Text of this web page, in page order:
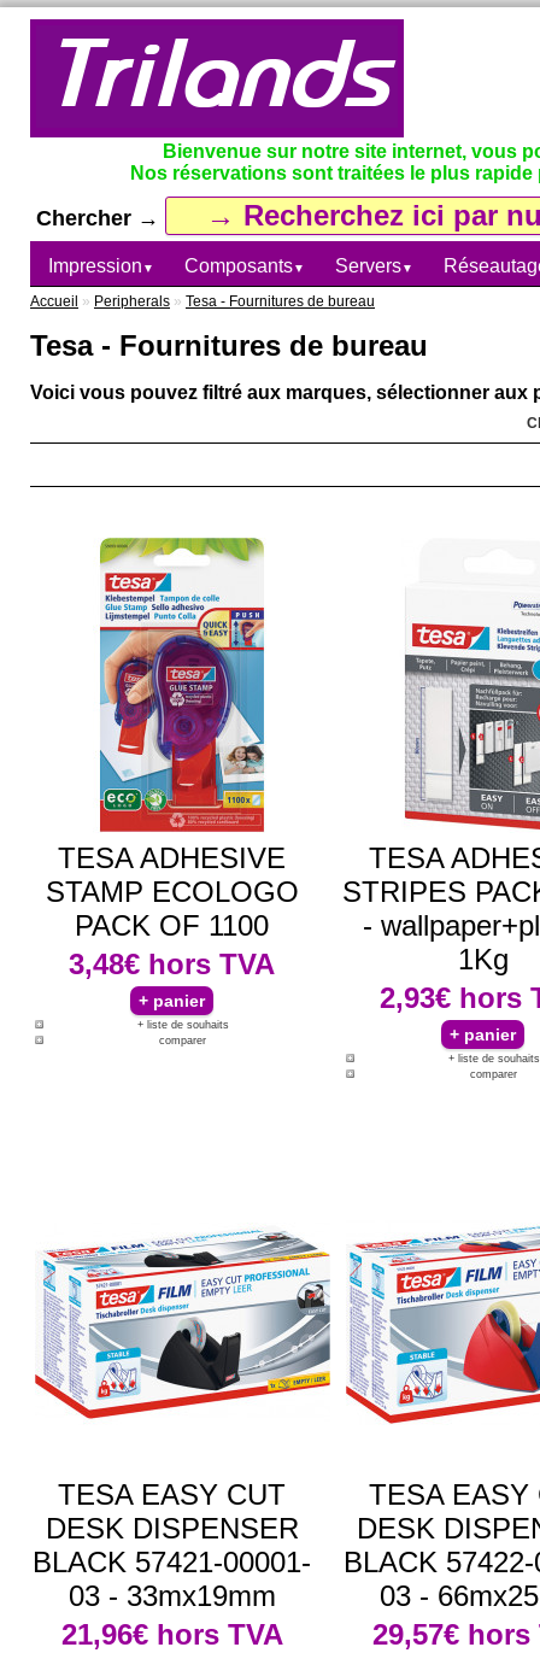
Bienvenue sur notre site internet, vous
Nos réservations sont traitées le plus
Chercher →
Impression ▼ Composants▼ Servers▼
Accueil » Peripherals » Tesa - Fournitures de bureau
Tesa - Fournitures de bureau
Voici vous pouvez filtré aux marques, sélectionner aux
TESA ADHESIVE
STAMP ECOLOGO
PACK OF 1100
3,48€ hors TVA
+ liste de souhaits
comparer
TESA
STRIPES
-
1Kg
2,93€ hors
+ liste de souhaits
comparer
TESA EASY CUT
DESK DISPENSER
BLACK 57421-00001-
03 - 33mx19mm
21,96€ hors TVA
TESA EASY
DESK
BLACK
03 -
29,57€ hors